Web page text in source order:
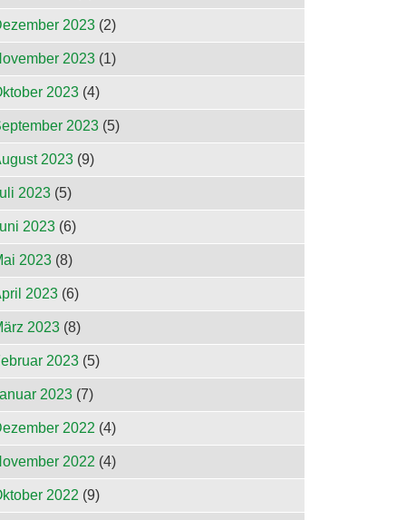
2023 (2)
2023 (1)
2023 (4)
2023 (5)
2023 (9)
2023 (5)
2023 (6)
2023 (8)
2023 (6)
2023 (8)
2023 (5)
2023 (7)
2022 (4)
2022 (4)
2022 (9)